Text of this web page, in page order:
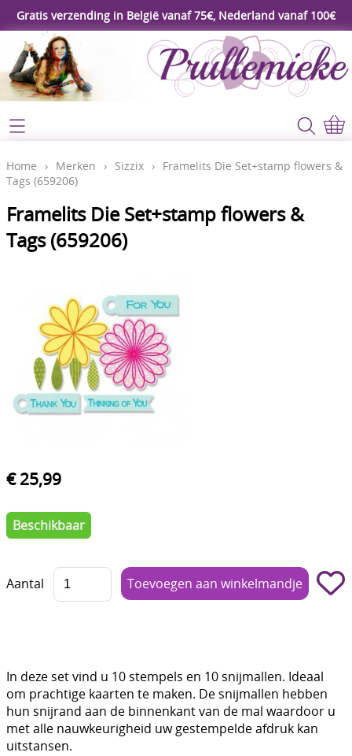
Gratis verzending in België vanaf 75€, Nederland vanaf 100€
Webshop
Koopjeshoek
****Nieuw****
Workshop
Gereedschap
Papier - karton - enveloppen
Kaarten maken - Scrapbook
Boetseren - Modelleren
Verf en Co°
Tekenen - Schrijven - kleuren
Basis
Bloemen uit crêpepapier of chenille
Kleuren - verf - Mediums
Diversen
DIY Kits
Home
Contact
Mijn account
Home › Merken › Sizzix › Framelits Die Set+stamp flowers &
Tags (659206)
Framelits Die Set+stamp flowers &
Tags (659206)
€ 25,99
Beschikbaar
Aantal
In deze set vind u 10 stempels en 10 snijmallen. Ideaal
om prachtige kaarten te maken. De snijmallen hebben
hun snijrand aan de binnenkant van de mal waardoor u
met alle nauwkeurigheid uw gestempelde afdruk kan
uitstansen.